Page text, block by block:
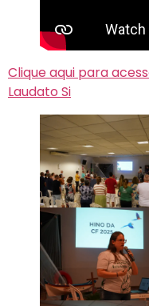
Clique aqui para
Laudato Si